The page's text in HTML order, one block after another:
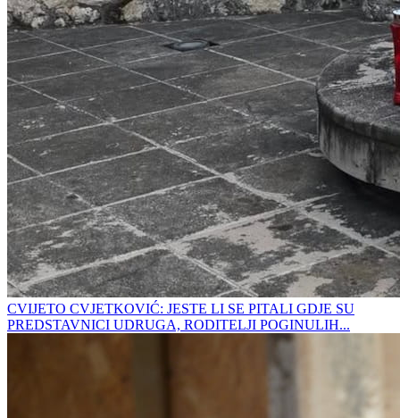
CVIJETO CVJETKOVIĆ: JESTE LI SE PITALI GDJE SU
PREDSTAVNICI UDRUGA, RODITELJI POGINULIH...